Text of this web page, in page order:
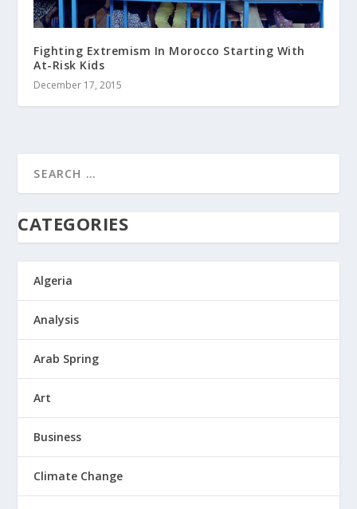
Fighting Extremism In Morocco Starting With
At-Risk Kids
December 17, 2015
CATEGORIES
Algeria
Analysis
Arab Spring
Art
Business
Climate Change